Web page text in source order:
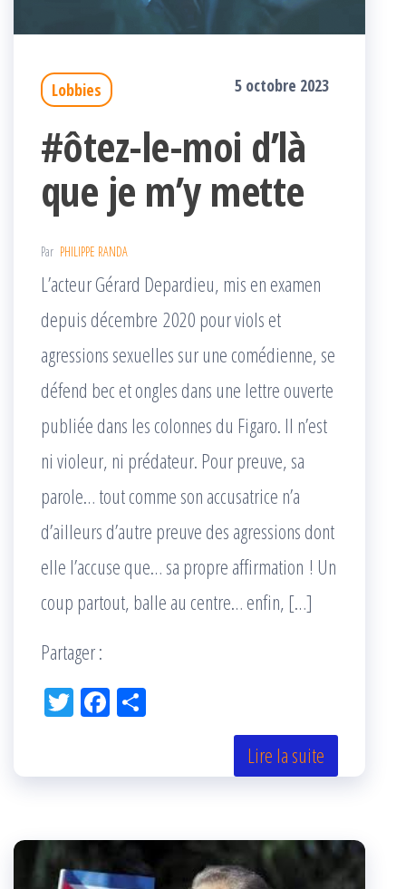
Lobbies 5 octobre 2023
#ôtez-le-moi d’là
que je m’y mette
Par PHILIPPE RANDA
L’acteur Gérard Depardieu, mis en examen
depuis décembre 2020 pour viols et
agressions sexuelles sur une comédienne, se
défend bec et ongles dans une lettre ouverte
publiée dans les colonnes du Figaro. Il n’est
ni violeur, ni prédateur. Pour preuve, sa
parole… tout comme son accusatrice n’a
d’ailleurs d’autre preuve des agressions dont
elle l’accuse que… sa propre affirmation ! Un
coup partout, balle au centre… enfin, […]
Partager :
Tw Fac
k r
Lire la suite